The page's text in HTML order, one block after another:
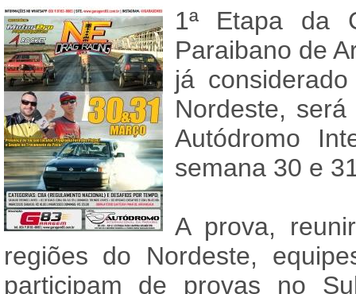
1ª Etapa da
Paraibano de
já
Nordeste,
Autódromo
semana 30 e
A prova,
regiões do Nordeste,
participam de provas no